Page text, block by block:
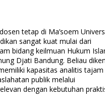
tetap di Ma’soem
sangat kuat mulai dari
bidang keilmuan Hukum
Djati Bandung. Beliau
kapasitas analitis tajam
publik melalui
dengan kebutuhan